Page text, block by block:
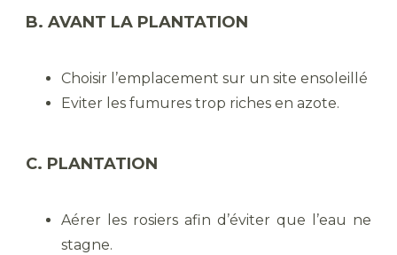
B. AVANT LA PLANTATION
Choisir l’emplacement sur un site ensoleillé
Eviter les fumures trop riches en azote.
C. PLANTATION
Aérer les rosiers afin d’éviter que l’eau ne
stagne.